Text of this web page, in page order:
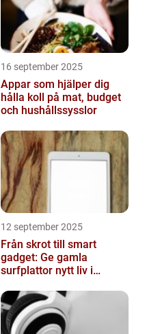
16 september 2025
Appar som hjälper dig
hålla koll på mat, budget
och hushållssysslor
12 september 2025
Från skrot till smart
gadget: Ge gamla
surfplattor nytt liv i